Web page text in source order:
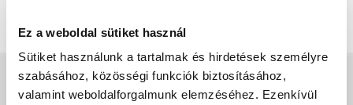
Ez a weboldal sütiket használ
Sütiket használunk a tartalmak és hirdetések személyre
szabásához, közösségi funkciók biztosításához,
valamint weboldalforgalmunk elemzéséhez. Ezenkívül
VÁSÁRLÁS ELŐTT